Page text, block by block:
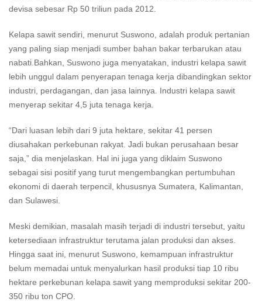
devisa sebesar Rp 50 triliun pada 2012.
Kelapa sawit sendiri, menurut Suswono, adalah produk pertanian
yang paling siap menjadi sumber bahan bakar terbarukan atau
nabati.Bahkan, Suswono juga menyatakan, industri kelapa sawit
lebih unggul dalam penyerapan tenaga kerja dibandingkan sektor
industri, perdagangan, dan jasa lainnya. Industri kelapa sawit
menyerap sekitar 4,5 juta tenaga kerja.
“Dari luasan lebih dari 9 juta hektare, sekitar 41 persen
diusahakan perkebunan rakyat. Jadi bukan perusahaan besar
saja,” dia menjelaskan. Hal ini juga yang diklaim Suswono
sebagai sisi positif yang turut mengembangkan pertumbuhan
ekonomi di daerah terpencil, khususnya Sumatera, Kalimantan,
dan Sulawesi.
Meski demikian, masalah masih terjadi di industri tersebut, yaitu
ketersediaan infrastruktur terutama jalan produksi dan akses.
Hingga saat ini, menurut Suswono, kemampuan infrastruktur
belum memadai untuk menyalurkan hasil produksi tiap 10 ribu
hektare perkebunan kelapa sawit yang memproduksi sekitar 200-
350 ribu ton CPO.